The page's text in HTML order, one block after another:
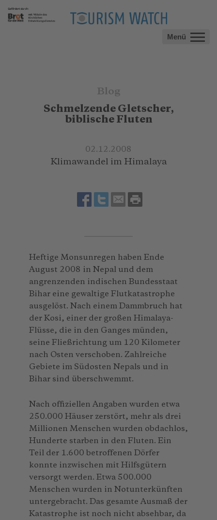
Menü
Blog
Schmelzende Gletscher,
biblische Fluten
02.12.2008
Klimawandel im Himalaya
Heftige Monsunregen haben Ende
August 2008 in Nepal und dem
angrenzenden indischen Bundesstaat
Bihar eine gewaltige Flutkatastrophe
ausgelöst. Nach einem Dammbruch hat
der Kosi, einer der großen Himalaya-
Flüsse, die in den Ganges münden,
seine Fließrichtung um 120 Kilometer
nach Osten verschoben. Zahlreiche
Gebiete im Südosten Nepals und in
Bihar sind überschwemmt.
Nach offiziellen Angaben wurden etwa
250.000 Häuser zerstört, mehr als drei
Millionen Menschen wurden obdachlos,
Hunderte starben in den Fluten. Ein
Teil der 1.600 betroffenen Dörfer
konnte inzwischen mit Hilfsgütern
versorgt werden. Etwa 500.000
Menschen wurden in Notunterkünften
untergebracht. Das gesamte Ausmaß der
Katastrophe ist noch nicht absehbar, da